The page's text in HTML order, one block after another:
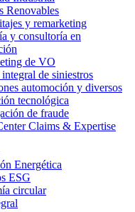
Renovables
y remarketing
y consultoría en
de VO
de siniestros
automoción y diversos
tecnológica
de fraude
Claims & Expertise
Energética
ESG
circular